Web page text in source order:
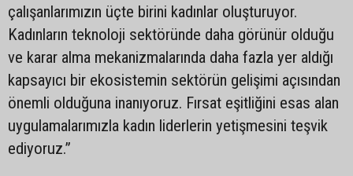
çalışanlarımızın üçte birini kadınlar oluşturuyor.
Kadınların teknoloji sektöründe daha görünür olduğu
ve karar alma mekanizmalarında daha fazla yer aldığı
kapsayıcı bir ekosistemin sektörün gelişimi açısından
önemli olduğuna inanıyoruz. Fırsat eşitliğini esas alan
uygulamalarımızla kadın liderlerin yetişmesini teşvik
ediyoruz.”